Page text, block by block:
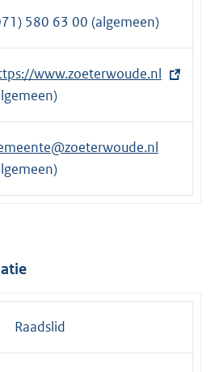
580 63 00 (algemeen)
www.zoeterwoude.nl
Raadslid